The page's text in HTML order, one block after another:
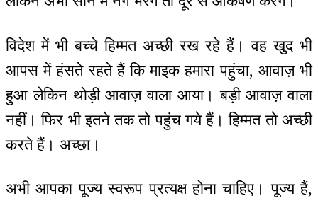
विदेश में भी बच्चे हिम्मत अच्छी रख रहे हैं। वह खुद भी
आपस में हंसते रहते हैं कि माइक हमारा पहुंचा, आवाज़ भी
हुआ लेकिन थोड़ी आवाज़ वाला आया। बड़ी आवाज़ वाला
नहीं। फिर भी इतने तक तो पहुंच गये हैं। हिम्मत तो अच्छी
करते हैं। अच्छा।
अभी आपका पूज्य स्वरूप प्रत्यक्ष होना चाहिए। पूज्य हैं,